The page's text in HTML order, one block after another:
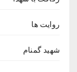
روایت ها
شهید گمنام